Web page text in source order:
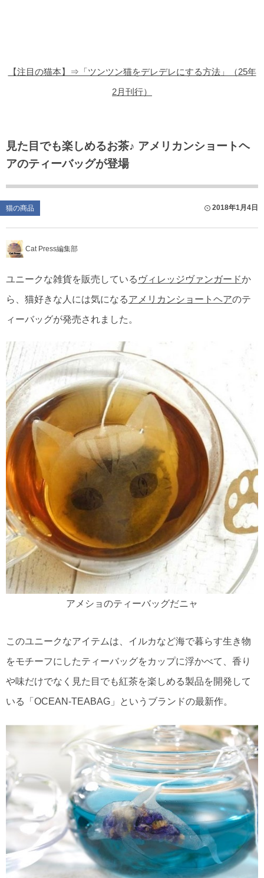
【注目の猫本】⇒「ツンツン猫をデレデレにする方法」（25年
2月刊行）
見た目でも楽しめるお茶♪ アメリカンショートヘ
アのティーバッグが登場
猫の商品 2018年1月4日
Cat Press編集部
ユニークな雑貨を販売している ヴィレッジヴァンガードか
ら、猫好きな人には気になるアメリカンショートヘアのテ
ィーバッグが発売されました。
アメショのティーバッグだニャ
このユニークなアイテムは、イルカなど海で暮らす生き物
をモチーフにしたティーバッグをカップに浮かべて、香り
や味だけでなく見た目でも紅茶を楽しめる製品を開発して
いる「OCEAN-TEABAG」というブランドの最新作。
猫のゲーム・アプリ
猫のフリー写真素材